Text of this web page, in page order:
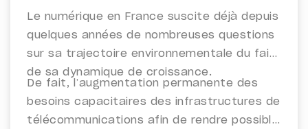
des télécommunications à
l’horizon 2030
Le numérique en France suscite déjà depuis
quelques années de nombreuses questions
sur sa trajectoire environnementale du fait
de sa dynamique de croissance.
De fait, l’augmentation permanente des
besoins capacitaires des infrastructures de
télécommunications afin de rendre possible